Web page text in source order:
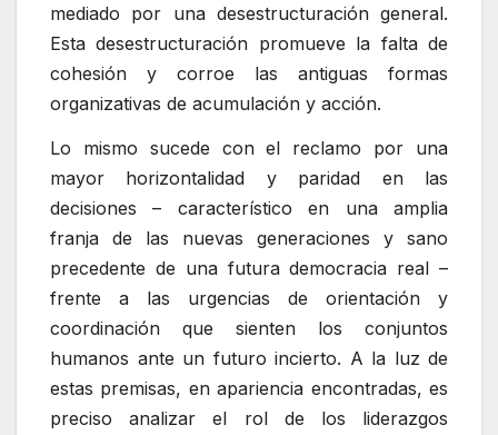
mediado por una desestructuración general.
Esta desestructuración promueve la falta de
cohesión y corroe las antiguas formas
organizativas de acumulación y acción.
Lo mismo sucede con el reclamo por una
mayor horizontalidad y paridad en las
decisiones – característico en una amplia
franja de las nuevas generaciones y sano
precedente de una futura democracia real –
frente a las urgencias de orientación y
coordinación que sienten los conjuntos
humanos ante un futuro incierto. A la luz de
estas premisas, en apariencia encontradas, es
preciso analizar el rol de los liderazgos